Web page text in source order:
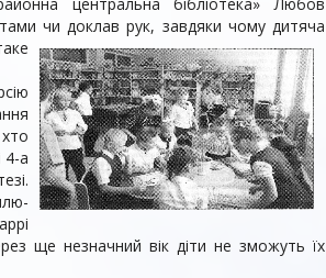
чи доклав рук, завдяки чому ди­тяча
4-а
ще не­значний вік діти не зможуть їх